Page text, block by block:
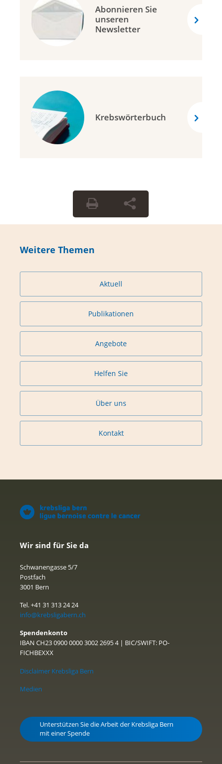
Abonnieren Sie
unseren
Newsletter
Krebswörterbuch
Weitere Themen
Aktuell
Publikationen
Angebote
Helfen Sie
Über uns
Kontakt
Wir sind für Sie da
Schwanengasse 5/7
Postfach
3001 Bern
Tel. +41 31 313 24 24
info@krebsligabern.ch
Spendenkonto
IBAN CH23 0900 0000 3002 2695 4 | BIC/SWIFT: PO-
FICHBEXXX
Disclaimer Krebsliga Bern
Medien
Unterstützen Sie die Arbeit der Krebsliga Bern
mit einer Spende